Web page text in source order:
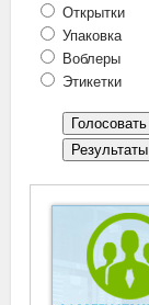
Открытки
Упаковка
Воблеры
Этикетки